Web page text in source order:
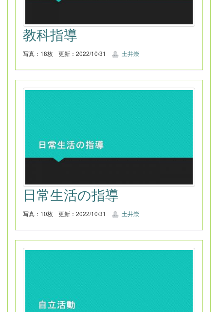
教科指導
写真：18枚 更新：2022/10/31 土井崇
日常生活の指導
写真：10枚 更新：2022/10/31 土井崇